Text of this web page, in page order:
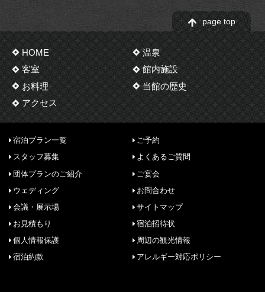
page top
HOME
温泉
客室
館内施設
お料理
当館の歴史
アクセス
宿泊プラン一覧
ご予約
スタッフ募集
よくあるご質問
団体プランのご紹介
ご宴会
ウェディング
お問合わせ
会議・展示場
サイトマップ
お見積もり
宿泊招待状
個人情報保護
周辺の観光情報
宿泊約款
アレルギー対応ポリシー